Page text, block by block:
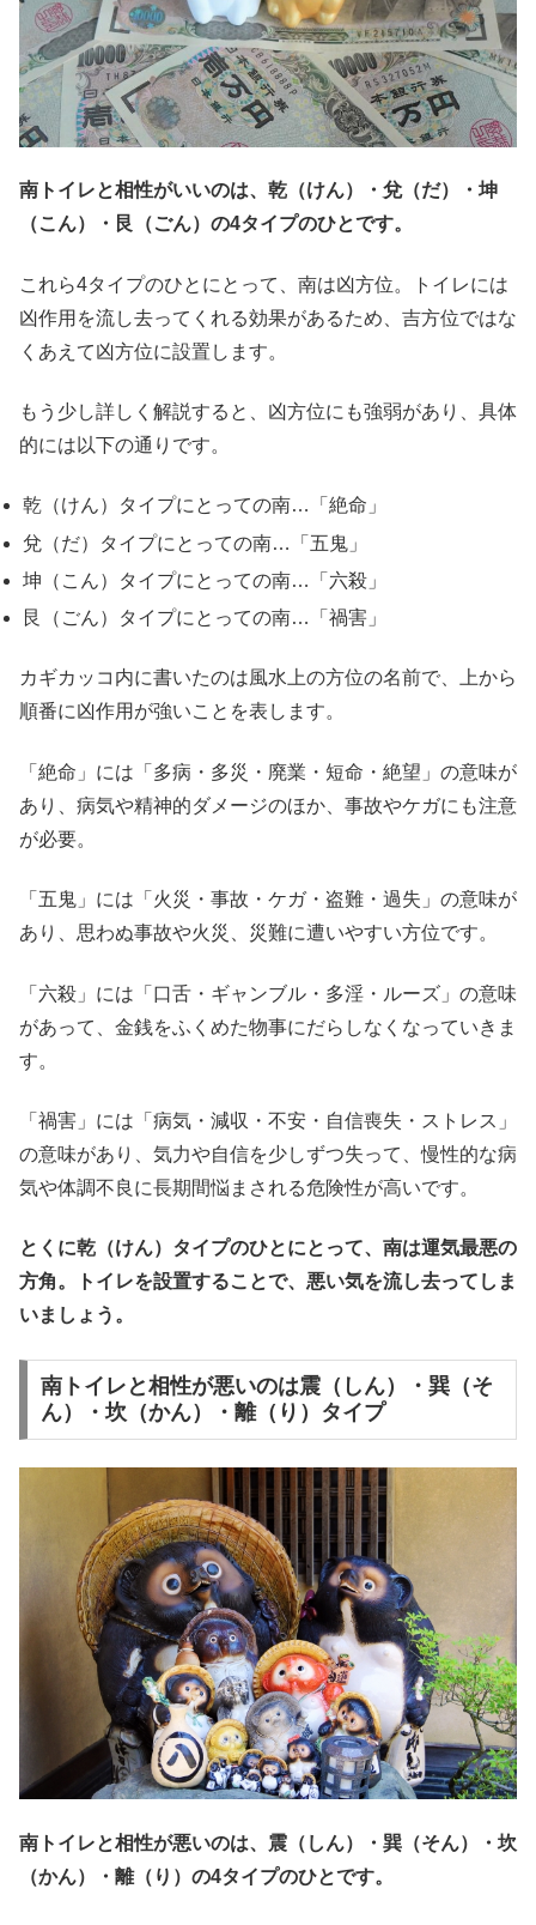
南トイレと相性がいいのは、乾（けん）・兌（だ）・坤
（こん）・艮（ごん）の4タイプのひとです。
これら4タイプのひとにとって、南は凶方位。トイレには
凶作用を流し去ってくれる効果があるため、吉方位ではな
くあえて凶方位に設置します。
もう少し詳しく解説すると、凶方位にも強弱があり、具体
的には以下の通りです。
乾（けん）タイプにとっての南…「絶命」
兌（だ）タイプにとっての南…「五鬼」
坤（こん）タイプにとっての南…「六殺」
艮（ごん）タイプにとっての南…「禍害」
カギカッコ内に書いたのは風水上の方位の名前で、上から
順番に凶作用が強いことを表します。
「絶命」には「多病・多災・廃業・短命・絶望」の意味が
あり、病気や精神的ダメージのほか、事故やケガにも注意
が必要。
「五鬼」には「火災・事故・ケガ・盗難・過失」の意味が
あり、思わぬ事故や火災、災難に遭いやすい方位です。
「六殺」には「口舌・ギャンブル・多淫・ルーズ」の意味
があって、金銭をふくめた物事にだらしなくなっていきま
す。
「禍害」には「病気・減収・不安・自信喪失・ストレス」
の意味があり、気力や自信を少しずつ失って、慢性的な病
気や体調不良に長期間悩まされる危険性が高いです。
とくに乾（けん）タイプのひとにとって、南は運気最悪の
方角。トイレを設置することで、悪い気を流し去ってしま
いましょう。
南トイレと相性が悪いのは震（しん）・巽（そ
ん）・坎（かん）・離（り）タイプ
南トイレと相性が悪いのは、震（しん）・巽（そん）・坎
（かん）・離（り）の4タイプのひとです。